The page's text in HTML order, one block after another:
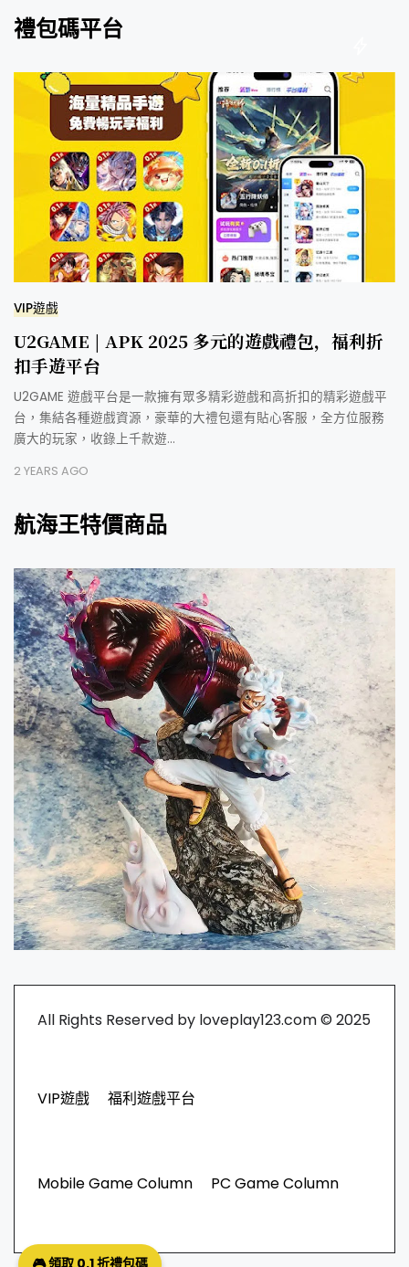
禮包碼平台
VIP遊戲
U2GAME | APK 2025 多元的遊戲禮包，福利折
扣手遊平台
U2GAME 遊戲平台是一款擁有眾多精彩遊戲和高折扣的精彩遊戲平
台，集結各種遊戲資源，豪華的大禮包還有貼心客服，全方位服務
廣大的玩家，收錄上千款遊…
2 YEARS AGO
航海王特價商品
All Rights Reserved by loveplay123.com © 2025
VIP遊戲 福利遊戲平台
Mobile Game Column PC Game Column
🎮 領取 0.1 折禮包碼